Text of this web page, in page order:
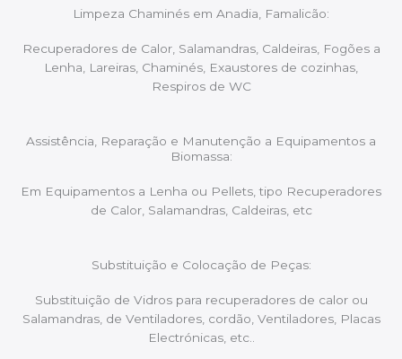
Limpeza Chaminés em Anadia, Famalicão:
Recuperadores de Calor, Salamandras, Caldeiras, Fogões a
Lenha, Lareiras, Chaminés, Exaustores de cozinhas,
Respiros de WC
Assistência, Reparação e Manutenção a Equipamentos a
Biomassa:
Em Equipamentos a Lenha ou Pellets, tipo Recuperadores
de Calor, Salamandras, Caldeiras, etc
Substituição e Colocação de Peças:
Substituição de Vidros para recuperadores de calor ou
Salamandras, de Ventiladores, cordão, Ventiladores, Placas
Electrónicas, etc..